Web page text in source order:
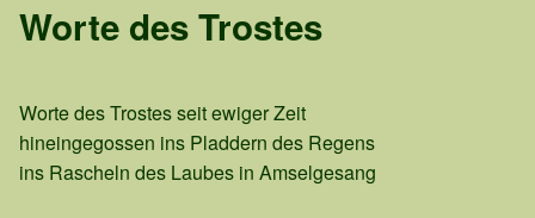
Worte des Trostes
Worte des Trostes seit ewiger Zeit
hineingegossen ins Pladdern des Regens
ins Rascheln des Laubes in Amselgesang